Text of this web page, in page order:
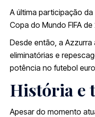
A última participação
Copa do Mundo FIFA de
Desde então, a Azzurra
eliminatórias e
potência no futebol
História e
Apesar do momento